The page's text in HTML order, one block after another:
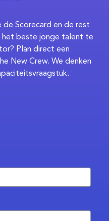
de Scorecard en de rest
het beste jonge talent te
Plan direct een
New Crew. We denken